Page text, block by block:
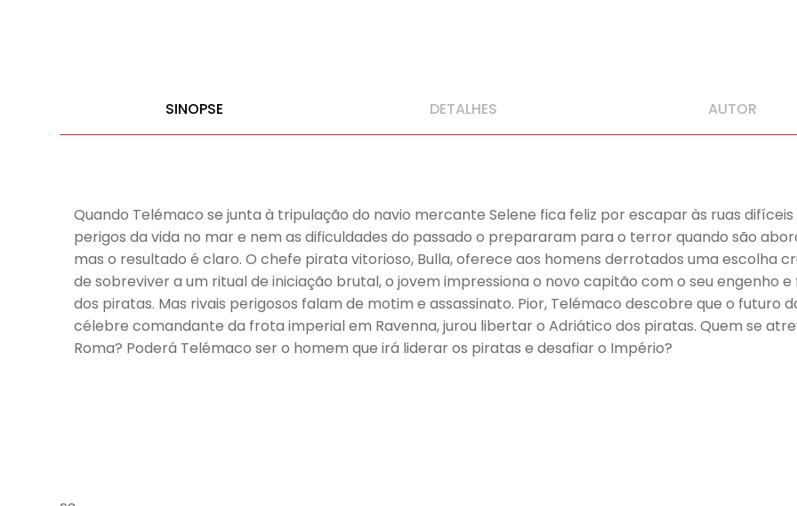
SINOPSE DETALHES AUTOR
Quando Telémaco se junta à tripulação do navio mercante Selene fica feliz por escapar às ruas
perigos da vida no mar e nem as dificuldades do passado o prepararam para o terror quando são
mas o resultado é claro. O chefe pirata vitorioso, Bulla, oferece aos homens derrotados uma escolha
de sobreviver a um ritual de iniciação brutal, o jovem impressiona o novo capitão com o seu engenho
dos piratas. Mas rivais perigosos falam de motim e assassinato. Pior, Telémaco descobre que o futuro
célebre comandante da frota imperial em Ravenna, jurou libertar o Adriático dos piratas. Quem se
Roma? Poderá Telémaco ser o homem que irá liderar os piratas e desafiar o Império?